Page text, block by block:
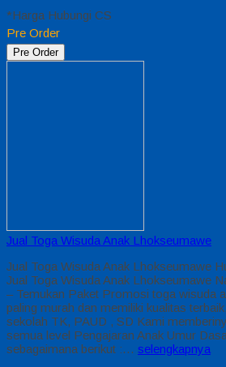
*Harga Hubungi CS
Pre Order
Pre Order
Jual Toga Wisuda Anak Lhokseumawe
Jual Toga Wisuda Anak Lhokseumawe
Jual Toga Wisuda Anak Lhokseumawe
– Temukan Paket Promosi toga wisuda
paling murah dan memiliki kualitas
sekolah TK, PAUD , SD Kami
semua level Pengajaran Anak Umur
sebagaimana berikut :… selengkapnya